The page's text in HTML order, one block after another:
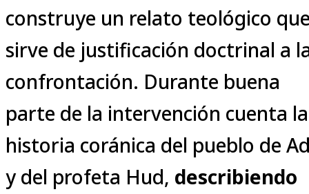
construye un relato teológico
sirve de justificación doctrinal a
confrontación. Durante buena
parte de la intervención cuenta la
historia coránica del pueblo de
y del profeta Hud, describiendo